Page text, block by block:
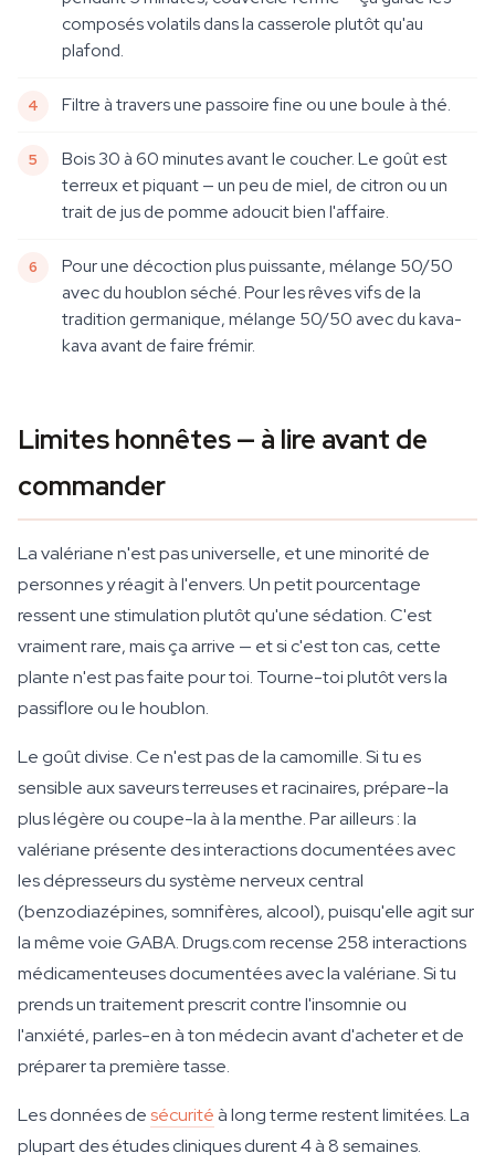
composés volatils dans la casserole plutôt qu'au
plafond.
Filtre à travers une passoire fine ou une boule à thé.
Bois 30 à 60 minutes avant le coucher. Le goût est
terreux et piquant — un peu de miel, de citron ou un
trait de jus de pomme adoucit bien l'affaire.
Pour une décoction plus puissante, mélange 50/50
avec du houblon séché. Pour les rêves vifs de la
tradition germanique, mélange 50/50 avec du kava-
kava avant de faire frémir.
Limites honnêtes — à lire avant de
commander
La valériane n'est pas universelle, et une minorité de
personnes y réagit à l'envers. Un petit pourcentage
ressent une stimulation plutôt qu'une sédation. C'est
vraiment rare, mais ça arrive — et si c'est ton cas, cette
plante n'est pas faite pour toi. Tourne-toi plutôt vers la
passiflore ou le houblon.
Le goût divise. Ce n'est pas de la camomille. Si tu es
sensible aux saveurs terreuses et racinaires, prépare-la
plus légère ou coupe-la à la menthe. Par ailleurs : la
valériane présente des interactions documentées avec
les dépresseurs du système nerveux central
(benzodiazépines, somnifères, alcool), puisqu'elle agit sur
la même voie GABA. Drugs.com recense 258 interactions
médicamenteuses documentées avec la valériane. Si tu
prends un traitement prescrit contre l'insomnie ou
l'anxiété, parles-en à ton médecin avant d'acheter et de
préparer ta première tasse.
Les données desécuritéà long terme restent limitées. La
plupart des études cliniques durent 4 à 8 semaines.